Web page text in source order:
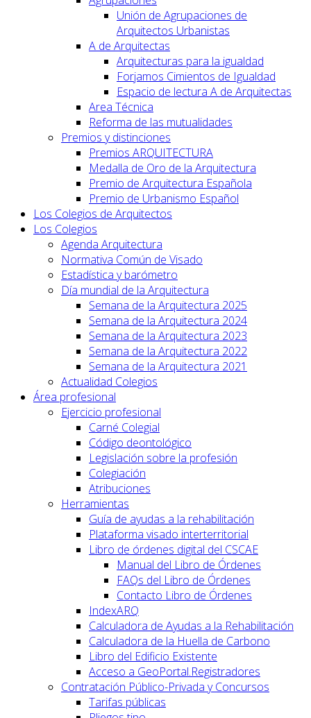
Unión de Agrupaciones de
Arquitectos Urbanistas
A de Arquitectas
Arquitecturas para la igualdad
Forjamos Cimientos de Igualdad
Espacio de lectura A de Arquitectas
Area Técnica
Reforma de las mutualidades
Premios y distinciones
Premios ARQUITECTURA
Medalla de Oro de la Arquitectura
Premio de Arquitectura Española
Premio de Urbanismo Español
Los Colegios de Arquitectos
Los Colegios
Agenda Arquitectura
Normativa Común de Visado
Estadística y barómetro
Día mundial de la Arquitectura
Semana de la Arquitectura 2025
Semana de la Arquitectura 2024
Semana de la Arquitectura 2023
Semana de la Arquitectura 2022
Semana de la Arquitectura 2021
Actualidad Colegios
Área profesional
Ejercicio profesional
Carné Colegial
Código deontológico
Legislación sobre la profesión
Colegiación
Atribuciones
Herramientas
Guía de ayudas a la rehabilitación
Plataforma visado interterritorial
Libro de órdenes digital del CSCAE
Manual del Libro de Órdenes
FAQs del Libro de Órdenes
Contacto Libro de Órdenes
IndexARQ
Calculadora de Ayudas a la Rehabilitación
Calculadora de la Huella de Carbono
Libro del Edificio Existente
Acceso a GeoPortal.Registradores
Contratación Público-Privada y Concursos
Tarifas públicas